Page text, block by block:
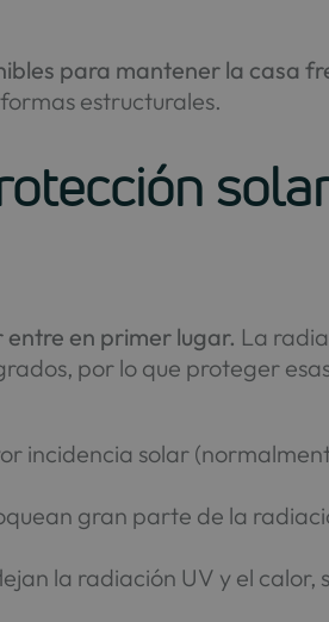
para mantener la casa
estructurales.
en primer lugar. La
por lo que proteger
incidencia solar
gran parte de la
la radiación UV y el calor,